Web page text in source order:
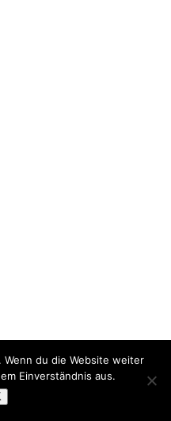
Wenn du die Website weiter
Einverständnis aus.